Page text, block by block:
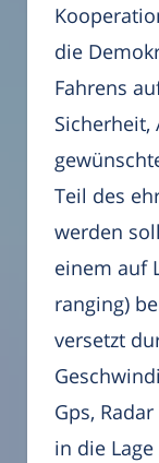
die
Fahrens
Teil des
werden
einem auf
ranging)
versetzt
Gps,
in die